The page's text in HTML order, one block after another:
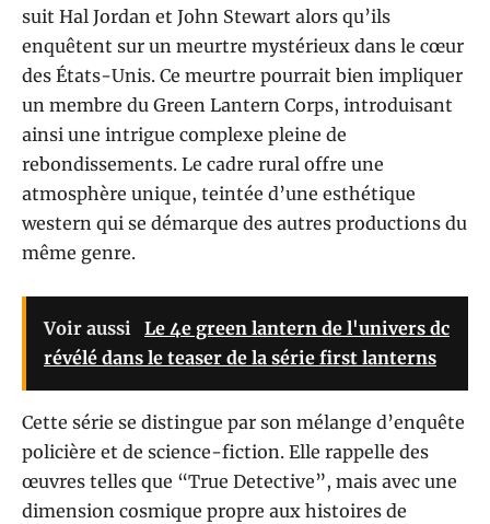
suit Hal Jordan et John Stewart alors qu’ils
enquêtent sur un meurtre mystérieux dans le cœur
des États-Unis. Ce meurtre pourrait bien impliquer
un membre du Green Lantern Corps, introduisant
ainsi une intrigue complexe pleine de
rebondissements. Le cadre rural offre une
atmosphère unique, teintée d’une esthétique
western qui se démarque des autres productions du
même genre.
Voir aussi Le 4e green lantern de l'univers dc
révélé dans le teaser de la série first lanterns
Cette série se distingue par son mélange d’enquête
policière et de science-fiction. Elle rappelle des
œuvres telles que “True Detective”, mais avec une
dimension cosmique propre aux histoires de